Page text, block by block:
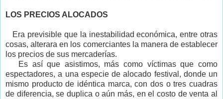
LOS PRECIOS ALOCADOS
Era previsible que la inestabilidad económica, entre otras
cosas, alterara en los comerciantes la manera de establecer
los precios de sus mercaderías.
Es así que asistimos, más como víctimas que como
espectadores, a una especie de alocado festival, donde un
mismo producto de idéntica marca, con dos o tres cuadras
de diferencia, se duplica o aún más, en el costo de venta al